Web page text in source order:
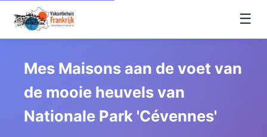
☰
Mes Maisons aan de voet van
de mooie heuvels van
Nationale Park 'Cévennes'